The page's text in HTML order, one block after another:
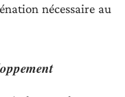
nécessaire au